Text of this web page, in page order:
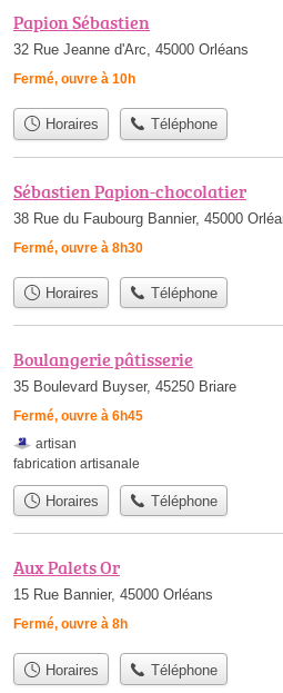
Papion Sébastien
32 Rue Jeanne d'Arc, 45000 Orléans
Fermé, ouvre à 10h
Horaires Téléphone
Sébastien Papion-chocolatier
38 Rue du Faubourg Bannier, 45000
Fermé, ouvre à 8h30
Horaires Téléphone
Boulangerie pâtisserie
35 Boulevard Buyser, 45250 Briare
Fermé, ouvre à 6h45
artisan
fabrication artisanale
Horaires Téléphone
Aux Palets Or
15 Rue Bannier, 45000 Orléans
Fermé, ouvre à 8h
Horaires Téléphone